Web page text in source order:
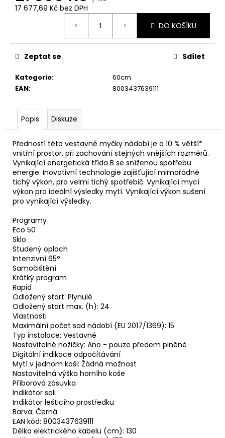
17 677,69 Kč bez DPH
DO KOŠÍKU
Kategorie:
60cm
EAN: 8003437639111
Zeptat se Sdílet
Popis Diskuze
Předností této vestavné myčky nádobí je o 10 % větší*
vnitřní prostor, při zachování stejných vnějších rozměrů.
Vynikající energetická třída B se sníženou spotřebu
energie. Inovativní technologie zajišťující mimořádně
tichý výkon, pro velmi tichý spotřebič. Vynikající mycí
výkon pro ideální výsledky mytí. Vynikající výkon sušení
pro vynikající výsledky.
Programy
Eco 50
Sklo
Studený oplach
Intenzivní 65°
Samočištění
Krátký program
Rapid
Odložený start: Plynulé
Odložený start max. (h): 24
Vlastnosti
Maximální počet sad nádobí (EU 2017/1369): 15
Typ instalace: Vestavné
Nastavitelné nožičky: Ano - pouze předem plněné
Digitální indikace odpočítávání
Mytí v jednom koši: Žádná možnost
Nastavitelná výška horního koše
Příborová zásuvka
Indikátor soli
Indikátor lešticího prostředku
Barva: Černá
EAN kód: 8003437639111
Délka elektrického kabelu (cm): 130
u
m
e
WHIRLPOOL